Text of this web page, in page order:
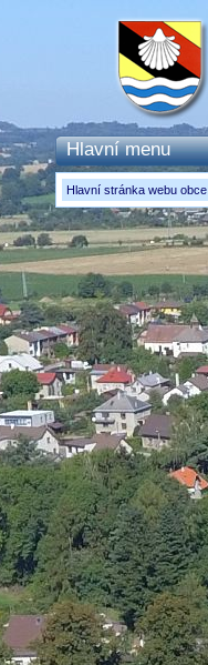
Hlavní menu
Hlavní stránka webu obce